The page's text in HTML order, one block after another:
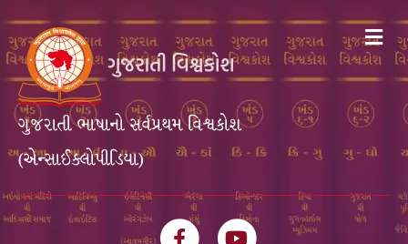
ગુજરાતી ભાષાનો સર્વપ્રથમ વિશ્વકોશ
(એન્સાઈક્લોપીડિયા)
FacebookYoutube